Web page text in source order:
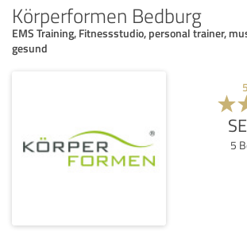
Körperformen Bedburg
EMS Training, Fitnessstudio, personal trainer,
gesund
5